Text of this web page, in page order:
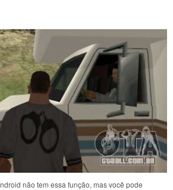
não tem essa função, mas você pode